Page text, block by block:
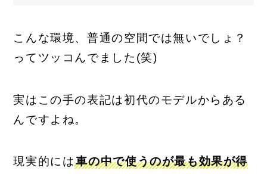
こんな環境、普通の空間では無いでしょ？
ってツッコんでました(笑)
実はこの手の表記は初代のモデルからある
んですよね。
現実的には車の中で使うのが最も効果が得